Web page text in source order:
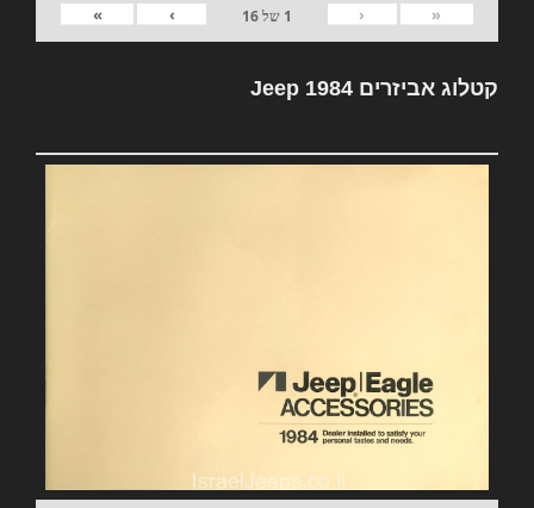
«
‹
1 של16
›
»
קטלוג אביזרים Jeep 1984